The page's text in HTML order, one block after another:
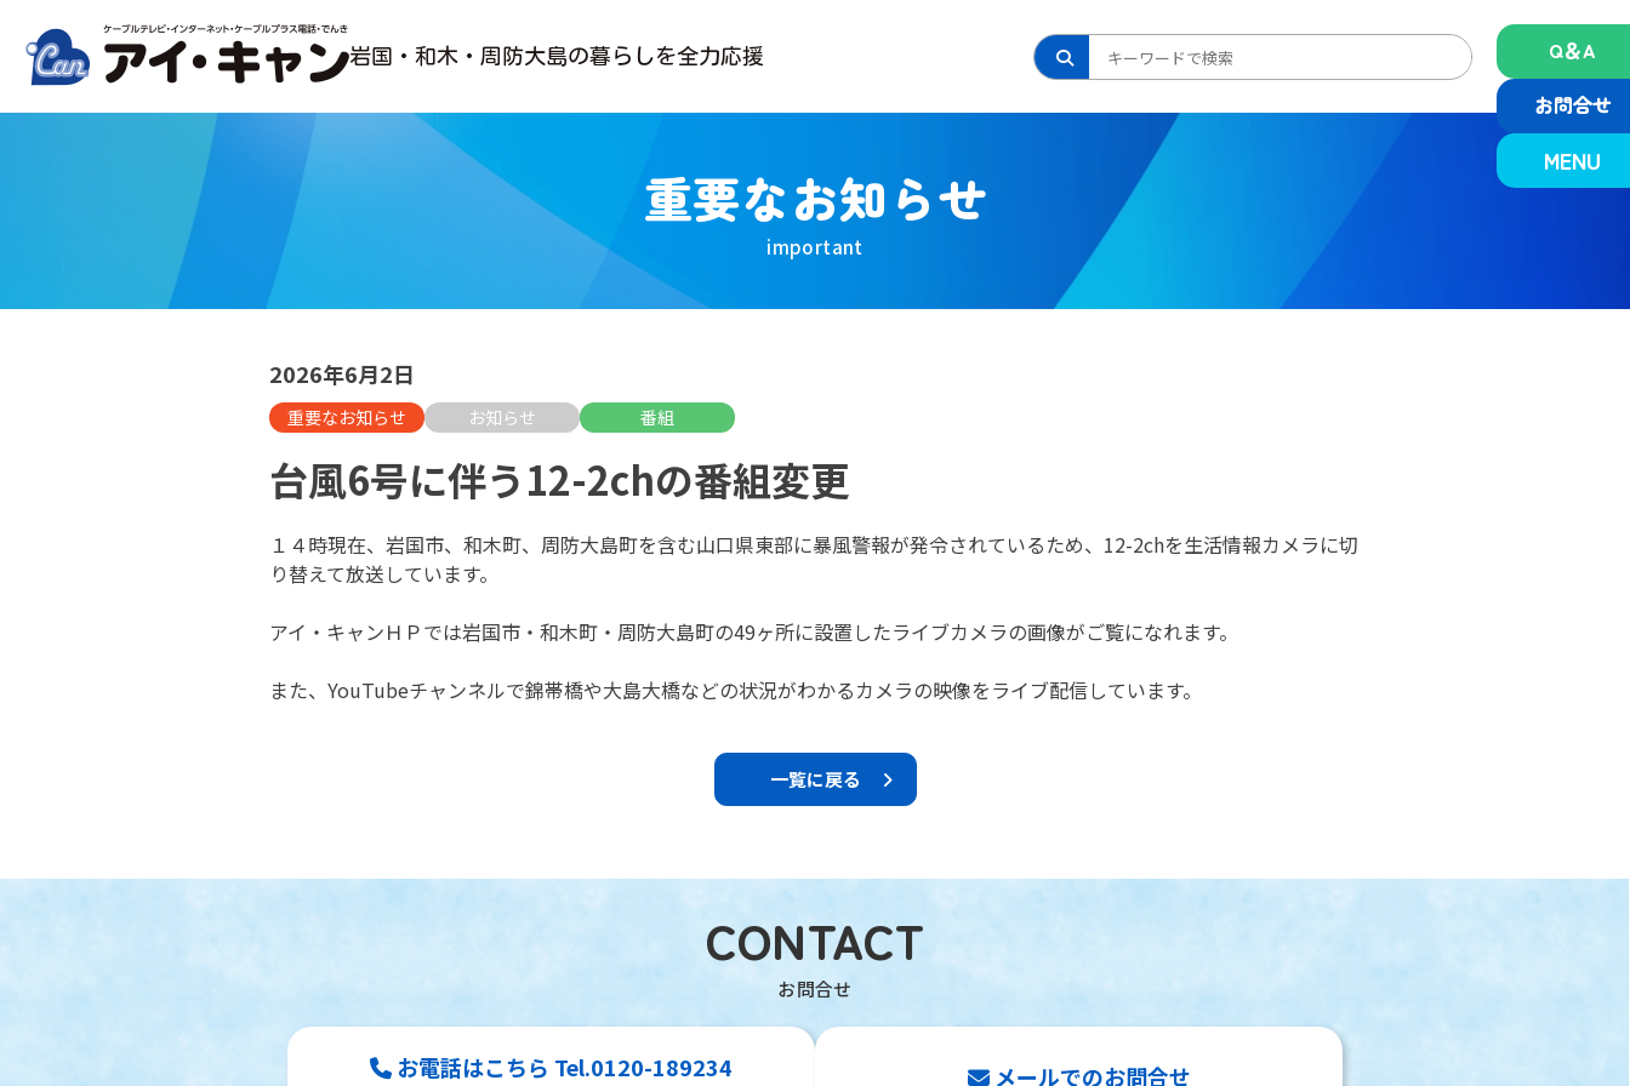
content
岩国・和木・周防大島の暮らしを全力応援
索:
Q＆A
お問合せ
MENU
重要なお知らせ
2026年6月2日
重要なお知らせ お知らせ 番組
台風6号に伴う12-2chの番組変更
１４時現在、岩国市、和木町、周防大島町を含む山口県東部に暴風警報が発令されているため、12-2chを生活情報カメラに切
り替えて放送しています。
アイ・キャンＨＰでは岩国市・和木町・周防大島町の49ヶ所に設置したライブカメラの画像がご覧になれます。
また、YouTubeチャンネルで錦帯橋や大島大橋などの状況がわかるカメラの映像をライブ配信しています。
一覧に戻る
CONTACT
お電話はこちら Tel.0120-189234 メールでのお問合せ